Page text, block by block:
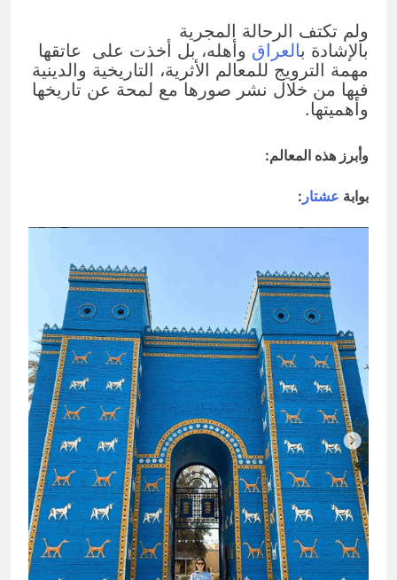
ولم تكتف الرحالة المجرية
بالإشادة ب‍العراق وأهله، بل أخذت على عاتقها
مهمة الترويج للمعالم الأثرية، التاريخية والدينية
فيها من خلال نشر صورها مع لمحة عن تاريخها
وأهميتها.
وأبرز هذه المعالم:
بوابة عشتار :